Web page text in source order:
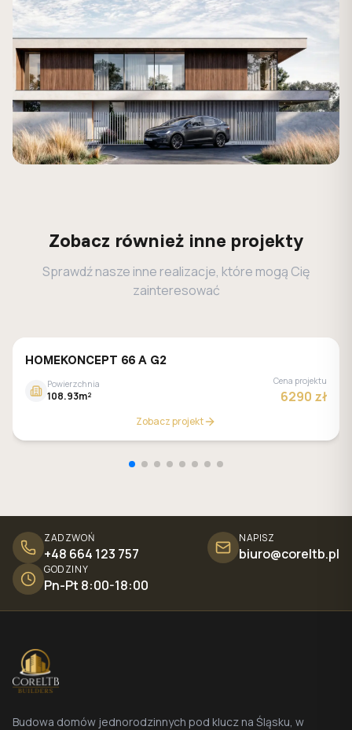
Zobacz również inne projekty
Sprawdź nasze inne realizacje, które mogą Cię
zainteresować
HOMEKONCEPT 66 A G2
Powierzchnia
108.93m²
Cena projektu
6290 zł
Zobacz projekt
ZADZWOŃ
+48 664 123 757
NAPISZ
biuro@coreltb.pl
GODZINY
Pn-Pt 8:00-18:00
Budowa domów jednorodzinnych pod klucz na Śląsku, w